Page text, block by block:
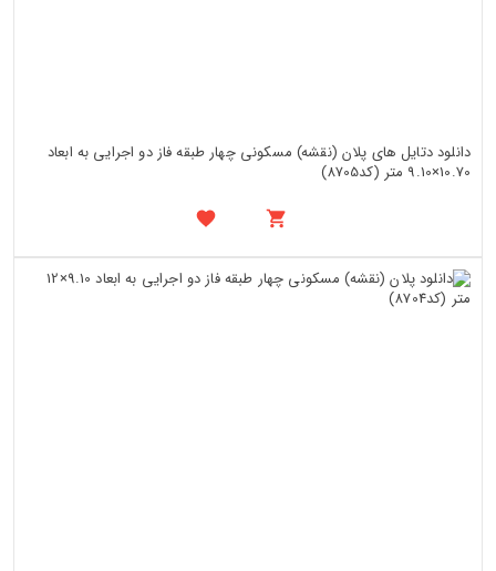
دانلود دتایل های پلان (نقشه) مسکونی چهار طبقه فاز دو اجرایی به ابعاد
10.70×9.10 متر (کد8705)